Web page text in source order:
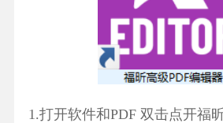
1.打开软件和PDF 双击点开福